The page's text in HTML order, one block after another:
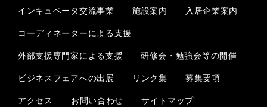
インキュベータ交流事業 施設案内 入居企業案内
コーディネーターによる支援
外部支援専門家による支援 研修会・勉強会等の開催
ビジネスフェアへの出展 リンク集 募集要項
アクセス お問い合わせ サイトマップ